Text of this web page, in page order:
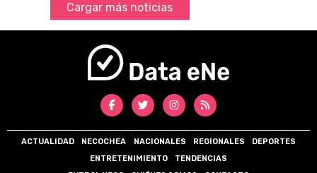
Cargar más noticias
ACTUALIDAD NECOCHEA NACIONALES REGIONALES
DEPORTES
ENTRETENIMIENTO
TENDENCIAS